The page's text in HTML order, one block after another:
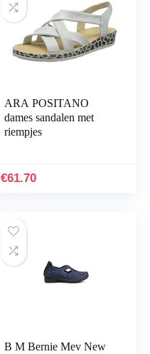
ARA POSITANO
dames sandalen met
riempjes
€61.70
B M Bernie Mev New